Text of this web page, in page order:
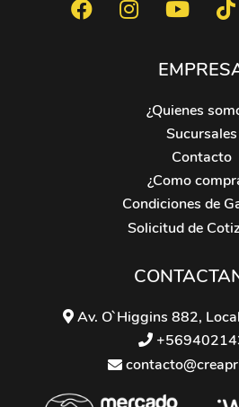
¿Quienes
Sucursales
Contacto
¿Como
Condiciones de
Solicitud de
Av. O`Higgins 882,